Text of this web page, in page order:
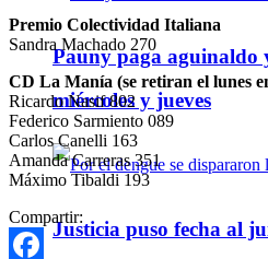
Pauny paga aguinaldo
miércoles y jueves
Justicia puso fecha al
Premio Colectividad Italiana
Sandra Machado 270
CD La Manía (se retiran el lunes
Ricardo Nasif 802
Federico Sarmiento 089
Carlos Canelli 163
Amanda Carreras 351
Máximo Tibaldi 193
Compartir: